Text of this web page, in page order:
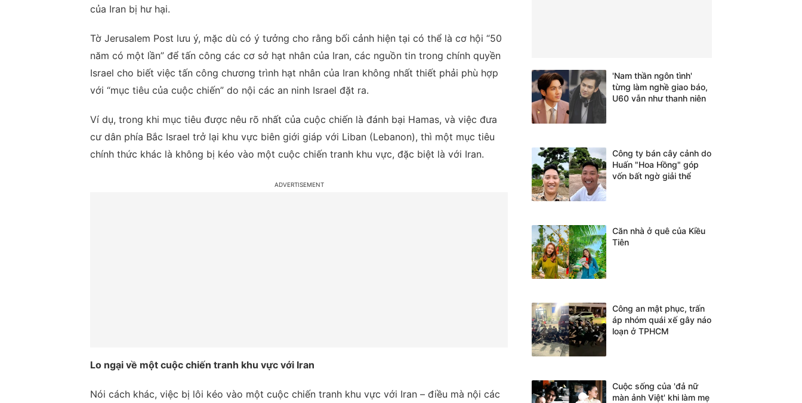
của Iran bị hư hại.
Tờ Jerusalem Post lưu ý, mặc dù có ý tưởng cho rằng bối cảnh hiện tại có thể là cơ hội “50
năm có một lần” để tấn công các cơ sở hạt nhân của Iran, các nguồn tin trong chính quyền
Israel cho biết việc tấn công chương trình hạt nhân của Iran không nhất thiết phải phù hợp
với “mục tiêu của cuộc chiến” do nội các an ninh Israel đặt ra.
Ví dụ, trong khi mục tiêu được nêu rõ nhất của cuộc chiến là đánh bại Hamas, và việc đưa
cư dân phía Bắc Israel trở lại khu vực biên giới giáp với Liban (Lebanon), thì một mục tiêu
chính thức khác là không bị kéo vào một cuộc chiến tranh khu vực, đặc biệt là với Iran.
Lo ngại về một cuộc chiến tranh khu vực với Iran
Nói cách khác, việc bị lôi kéo vào một cuộc chiến tranh khu vực với Iran – điều mà nội các
'Nam thần ngôn tình'
từng làm nghề giao báo,
U60 vẫn như thanh niên
Công ty bán cây cảnh do
Huấn "Hoa Hồng" góp
vốn bất ngờ giải thể
Căn nhà ở quê của Kiều
Tiên
Công an mật phục, trấn
áp nhóm quái xế gây náo
loạn ở TPHCM
Cuộc sống của 'đả nữ
màn ảnh Việt' khi làm mẹ